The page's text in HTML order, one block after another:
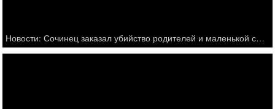
Новости: Сочинец заказал убийство родителей и маленькой сестры ради наследства - Россия 24 - онлайн